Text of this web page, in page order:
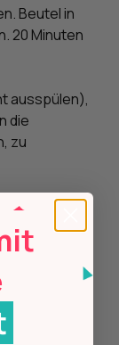
Beutel in
20 Minuten
ausspülen),
die
zu